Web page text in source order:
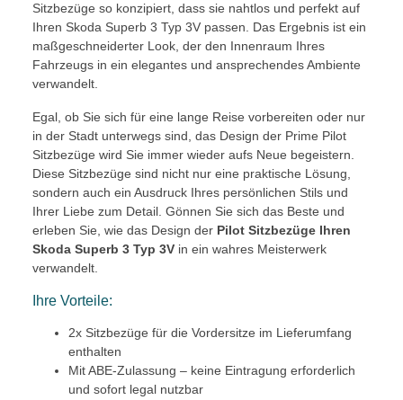
Sitzbezüge so konzipiert, dass sie nahtlos und perfekt auf
Ihren Skoda Superb 3 Typ 3V passen. Das Ergebnis ist ein
maßgeschneiderter Look, der den Innenraum Ihres
Fahrzeugs in ein elegantes und ansprechendes Ambiente
verwandelt.
Egal, ob Sie sich für eine lange Reise vorbereiten oder nur
in der Stadt unterwegs sind, das Design der Prime Pilot
Sitzbezüge wird Sie immer wieder aufs Neue begeistern.
Diese Sitzbezüge sind nicht nur eine praktische Lösung,
sondern auch ein Ausdruck Ihres persönlichen Stils und
Ihrer Liebe zum Detail. Gönnen Sie sich das Beste und
erleben Sie, wie das Design der Pilot Sitzbezüge Ihren
Skoda Superb 3 Typ 3V in ein wahres Meisterwerk
verwandelt.
Ihre Vorteile:
2x Sitzbezüge für die Vordersitze im Lieferumfang
enthalten
Mit ABE-Zulassung – keine Eintragung erforderlich
und sofort legal nutzbar